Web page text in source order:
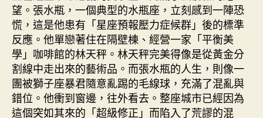
望。張水瓶，一個典型的水瓶座，立刻感到一陣恐
慌，這是他患有「星座預報壓力症候群」後的標準
反應。他單戀著住在隔壁棟、經營一家「平衡美
學」咖啡館的林天秤。林天秤完美得像是從黃金分
割線中走出來的藝術品。而張水瓶的人生，則像一
團被獅子座暴君隨意亂踢的毛線球，充滿了混亂與
錯位。他衝到窗邊，往外看去。整座城市已經因為
這個突如其來的「超級修正」而陷入了荒謬的混